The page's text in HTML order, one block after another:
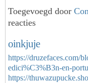
Toegevoegd door
reacties
oinkjuje
https://
edici%C3%B3n-en-
https://